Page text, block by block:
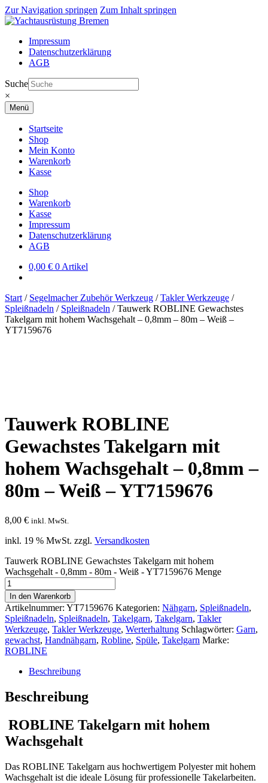
Zur Navigation springen Zum Inhalt springen
Impressum
Datenschutzerklärung
AGB
Suche
×
Menü
Startseite
Shop
Mein Konto
Warenkorb
Kasse
Shop
Warenkorb
Kasse
Impressum
Datenschutzerklärung
AGB
0,00 € 0 Artikel
Start / Segelmacher Zubehör Werkzeug /Takler Werkzeuge /
Spleißnadeln / Spleißnadeln /Tauwerk ROBLINE Gewachstes
Takelgarn mit hohem Wachsgehalt – 0,8mm – 80m – Weiß –
YT7159676
Tauwerk ROBLINE
Gewachstes Takelgarn mit
hohem Wachsgehalt – 0,8mm –
80m – Weiß – YT7159676
8,00 € inkl. MwSt.
inkl. 19 % MwSt. zzgl. Versandkosten
Tauwerk ROBLINE Gewachstes Takelgarn mit hohem
Wachsgehalt - 0,8mm - 80m - Weiß - YT7159676 Menge
In den Warenkorb
Artikelnummer: YT7159676 Kategorien: Nähgarn, Spleißnadeln,
Spleißnadeln, Spleißnadeln, Takelgarn, Takelgarn, Takler
Werkzeuge, Takler Werkzeuge, Werterhaltung Schlagwörter: Garn,
gewachst, Handnähgarn, Robline, Spüle, Takelgarn Marke:
ROBLINE
Beschreibung
Beschreibung
ROBLINE Takelgarn mit hohem
Wachsgehalt
Das ROBLINE Takelgarn aus hochwertigem Polyester mit hohem
Wachsgehalt ist die ideale Lösung für professionelle Takelarbeiten.